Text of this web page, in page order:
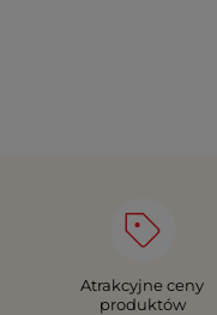
Atrakcyjne ceny
produktów